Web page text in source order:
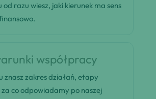
od razu wiesz, jaki kierunek ma sens
współpracy
znasz zakres działań, etapy
za co odpowiadamy po naszej